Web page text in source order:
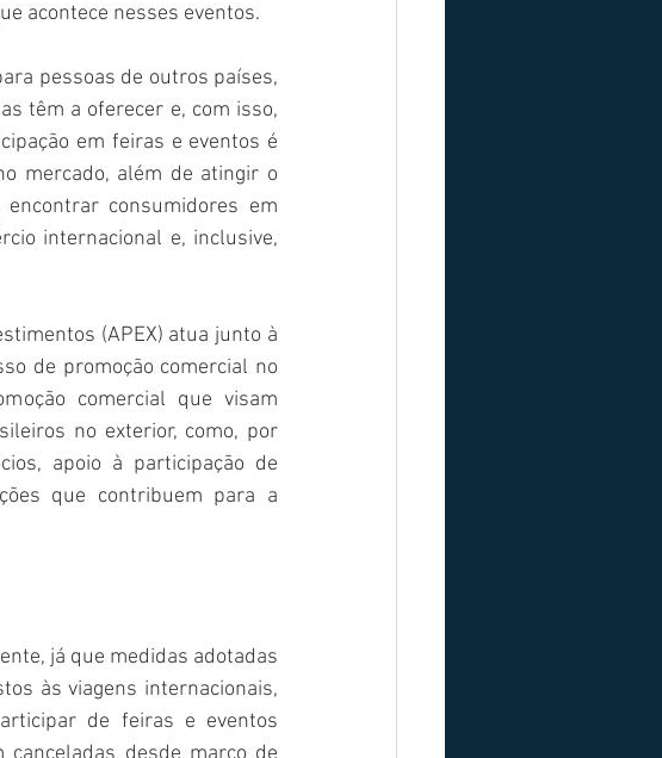
acontece nesses eventos.
pessoas de outros países,
têm a oferecer e, com isso,
em feiras e eventos é
mercado, além de atingir o
consumidores em
internacional e, inclusive,
(APEX) atua junto à
de promoção comercial no
comercial que visam
no exterior, como, por
apoio à participação de
que contribuem para a
já que medidas adotadas
às viagens internacionais,
de feiras e eventos